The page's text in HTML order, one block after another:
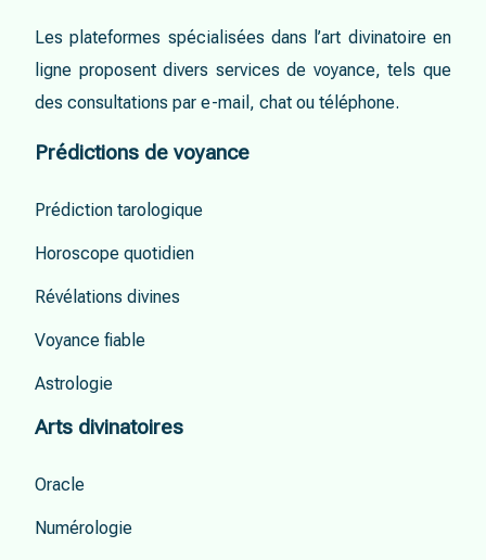
Les plateformes spécialisées dans l’art divinatoire en
ligne proposent divers services de voyance, tels que
des consultations par e-mail, chat ou téléphone.
Prédictions de voyance
Prédiction tarologique
Horoscope quotidien
Révélations divines
Voyance fiable
Astrologie
Arts divinatoires
Oracle
Numérologie